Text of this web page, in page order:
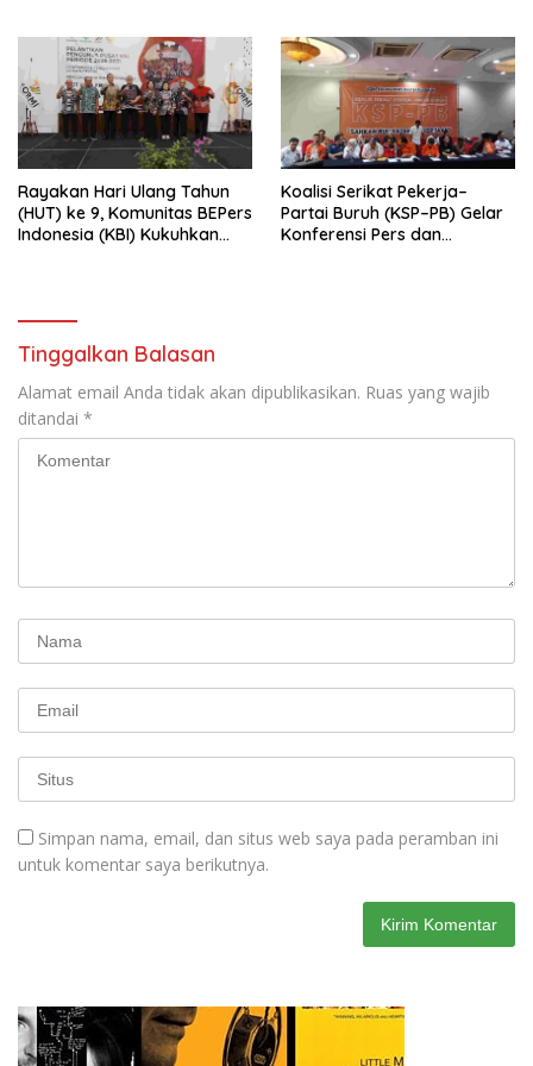
Rayakan Hari Ulang Tahun
(HUT) ke 9, Komunitas BEPers
Indonesia (KBI) Kukuhkan
Pengembangan Organisasi
KBI yang Berbasis Riset di
seluruh Indonesia dan
Mancanegara”.
Koalisi Serikat Pekerja–
Partai Buruh (KSP–PB) Gelar
Konferensi Pers dan
Tinggalkan Balasan
Alamat email Anda tidak akan dipublikasikan. Ruas yang wajib
ditandai *
Simpan nama, email, dan situs web saya pada peramban ini
untuk komentar saya berikutnya.